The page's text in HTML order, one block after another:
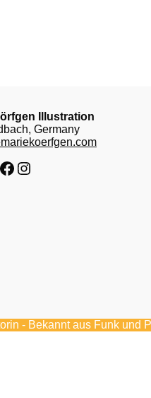
Illustration
Germany
Facebook
Instagram
- Bekannt aus Funk und